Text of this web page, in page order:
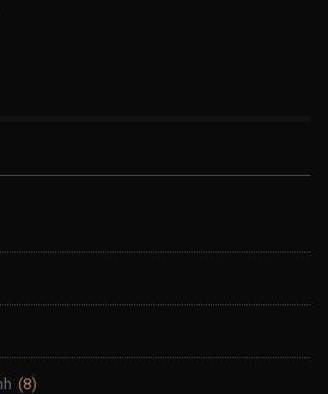
(8)